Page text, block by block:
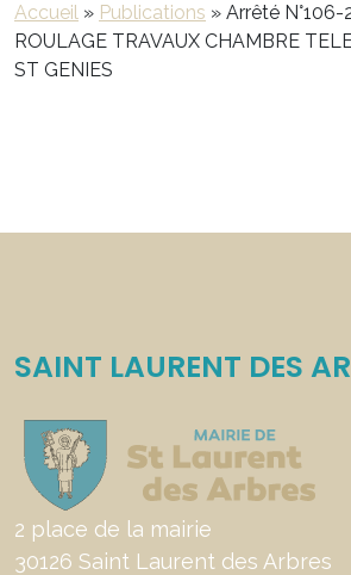
Accueil » Publications » Arrêté
ROULAGE TRAVAUX CHAMBRE
ST GENIES
SAINT LAURENT DES
2 place de la mairie
30126 Saint Laurent des Arbres